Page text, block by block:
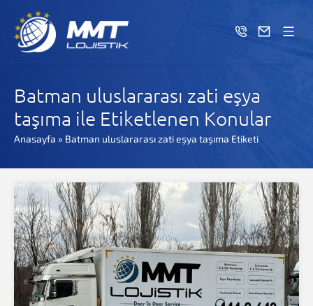
Batman uluslararası zati eşya
taşıma ile Etiketlenen Konular
Anasayfa » Batman uluslararası zati eşya taşıma Etiketi